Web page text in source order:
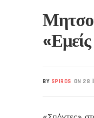
BY SPIROS ON